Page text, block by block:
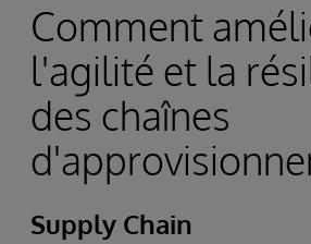
Comment
l'agilité et la
des chaînes
Supply Chain